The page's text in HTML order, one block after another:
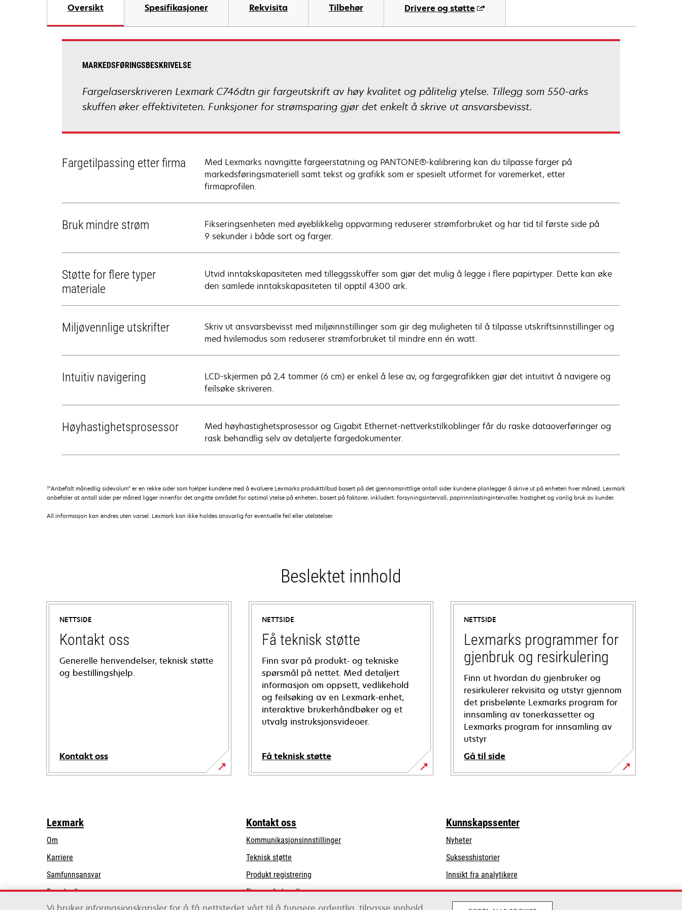
Oversikt Spesifikasjoner Rekvisita Tilbehør Drivere og støtte
MARKEDSFØRINGSBESKRIVELSE
Fargelaserskriveren Lexmark C746dtn gir fargeutskrift av høy kvalitet og pålitelig ytelse. Tillegg som 550-arks
skuffen øker effektiviteten. Funksjoner for strømsparing gjør det enkelt å skrive ut ansvarsbevisst.
Fargetilpassing etter firma
Med Lexmarks navngitte fargeerstatning og PANTONE®-kalibrering kan du tilpasse farger på
markedsføringsmateriell samt tekst og grafikk som er spesielt utformet for varemerket, etter
firmaprofilen.
Bruk mindre strøm
Fikseringsenheten med øyeblikkelig oppvarming reduserer strømforbruket og har tid til første side på
9 sekunder i både sort og farger.
Støtte for flere typer
materiale
Utvid inntakskapasiteten med tilleggsskuffer som gjør det mulig å legge i flere papirtyper. Dette kan øke
den samlede inntakskapasiteten til opptil 4300 ark.
Miljøvennlige utskrifter
Skriv ut ansvarsbevisst med miljøinnstillinger som gir deg muligheten til å tilpasse utskriftsinnstillinger og
med hvilemodus som reduserer strømforbruket til mindre enn én watt.
Intuitiv navigering
LCD-skjermen på 2,4 tommer (6 cm) er enkel å lese av, og fargegrafikken gjør det intuitivt å navigere og
feilsøke skriveren.
Høyhastighetsprosessor
Med høyhastighetsprosessor og Gigabit Ethernet-nettverkstilkoblinger får du raske dataoverføringer og
rask behandlig selv av detaljerte fargedokumenter.
†"Anbefalt månedlig sidevolum" er en rekke sider som hjelper kundene med å evaluere Lexmarks produkttilbud basert på det gjennomsnittlige antall sider kundene planlegger å skrive ut på enheten hver måned. Lexmark
anbefaler at antall sider per måned ligger innenfor det angitte området for optimal ytelse på enheten, basert på faktorer, inkludert: forsyningsintervall, papirinnlastingintervaller, hastighet og vanlig bruk av kunder.
All informasjon kan endres uten varsel. Lexmark kan ikke holdes ansvarlig for eventuelle feil eller utelatelser.
Beslektet innhold
NETTSIDE
Kontakt oss
Generelle henvendelser, teknisk støtte
og bestillingshjelp.
Kontakt oss
NETTSIDE
Få teknisk støtte
Finn svar på produkt- og tekniske
spørsmål på nettet. Med detaljert
informasjon om oppsett, vedlikehold
og feilsøking av en Lexmark-enhet,
interaktive brukerhåndbøker og et
utvalg instruksjonsvideoer.
Få teknisk støtte
opens
tab
NETTSIDE
Lexmarks programmer for
gjenbruk og resirkulering
Finn ut hvordan du gjenbruker og
resirkulerer rekvisita og utstyr gjennom
det prisbelønte Lexmarks program for
innsamling av tonerkassetter og
Lexmarks program for innsamling av
utstyr
Gå til side
Lexmark
Om
Karriere
Samfunnsansvaropens
Bærekraft
Kontakt oss
Kommunikasjonsinnstillinger
Teknisk støtte
a
new
tab
Produkt registrering
Finn en forhandler
Kunnskapssenter
Nyheter
Suksesshistorier
Innsikt fra analytikere